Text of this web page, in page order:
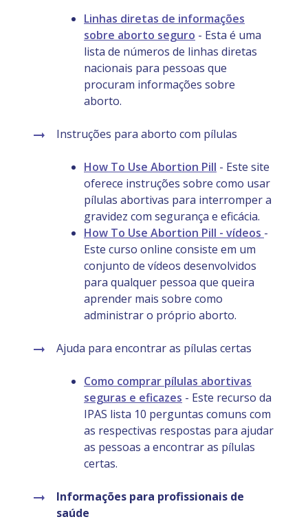
Linhas diretas de informações
sobre aborto seguro - Esta é uma
lista de números de linhas diretas
nacionais para pessoas que
procuram informações sobre
aborto.
Instruções para aborto com pílulas
How To Use Abortion Pill - Este site
oferece instruções sobre como usar
pílulas abortivas para interromper a
gravidez com segurança e eficácia.
How To Use Abortion Pill - vídeos -
Este curso online consiste em um
conjunto de vídeos desenvolvidos
para qualquer pessoa que queira
aprender mais sobre como
administrar o próprio aborto.
Ajuda para encontrar as pílulas certas
Como comprar pílulas abortivas
seguras e eficazes - Este recurso da
IPAS lista 10 perguntas comuns com
as respectivas respostas para ajudar
as pessoas a encontrar as pílulas
certas.
Informações para profissionais de
saúde